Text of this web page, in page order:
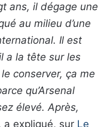
ans, il dégage une
au milieu d’une
Il est
a la tête sur les
conserver, ça me
qu’Arsenal
élevé. Après,
a expliqué, sur Le